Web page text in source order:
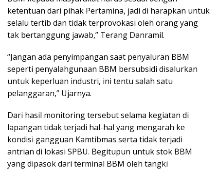
ketentuan dari pihak Pertamina, jadi di harapkan untuk
selalu tertib dan tidak terprovokasi oleh orang yang
tak bertanggung jawab,” Terang Danramil.
“Jangan ada penyimpangan saat penyaluran BBM
seperti penyalahgunaan BBM bersubsidi disalurkan
untuk keperluan industri, ini tentu salah satu
pelanggaran,” Ujarnya.
Dari hasil monitoring tersebut selama kegiatan di
lapangan tidak terjadi hal-hal yang mengarah ke
kondisi gangguan Kamtibmas serta tidak terjadi
antrian di lokasi SPBU. Begitupun untuk stok BBM
yang dipasok dari terminal BBM oleh tangki